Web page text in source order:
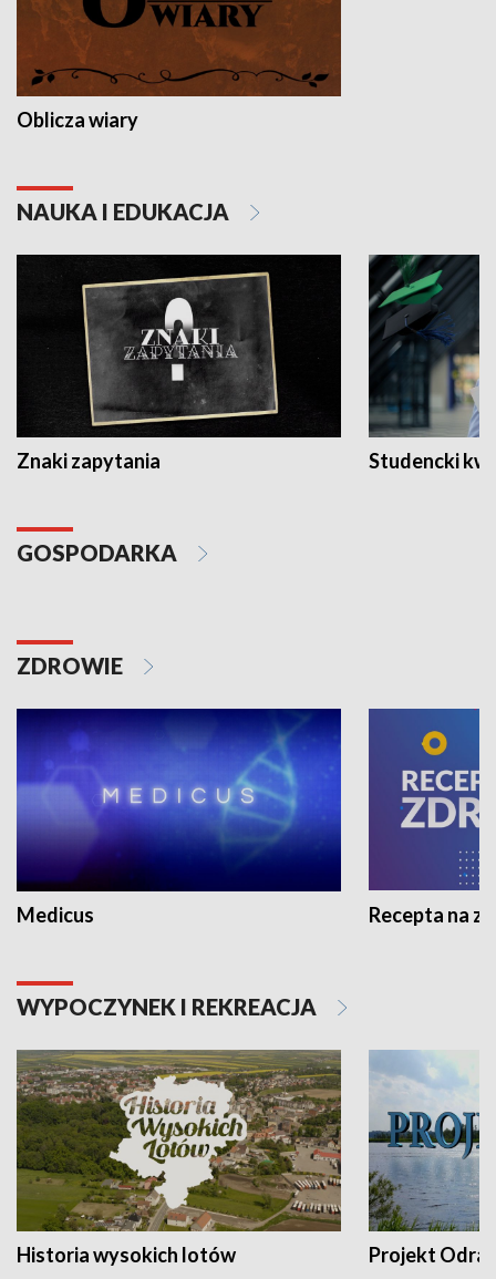
Oblicza wiary
NAUKA I EDUKACJA
Znaki zapytania Studencki
GOSPODARKA
ZDROWIE
Medicus Recepta na
WYPOCZYNEK I REKREACJA
Historia wysokich lotów Projekt Odra